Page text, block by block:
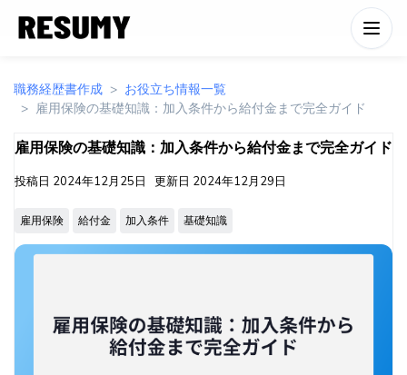
職務経歴書作成
お役立ち情報一覧
雇用保険の基礎知識：加入条件から給付金まで完全ガイド
雇用保険の基礎知識：加入条件から給付金まで完全ガイド
投稿日 2024年12月25日 更新日 2024年12月29日
雇用保険 給付金 加入条件 基礎知識